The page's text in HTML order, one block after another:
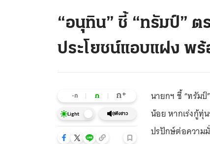
“อนุทิน” ชี้ “ทรัมป์” ต
ประโยชน์แอบแฝง พร้
-ก ก ก+
Light ฟังข่าว
นายกฯ ชี้ “ทรัม
น้อย หากเร่งกู้ทุ่
ปรปักษ์ต่อความ